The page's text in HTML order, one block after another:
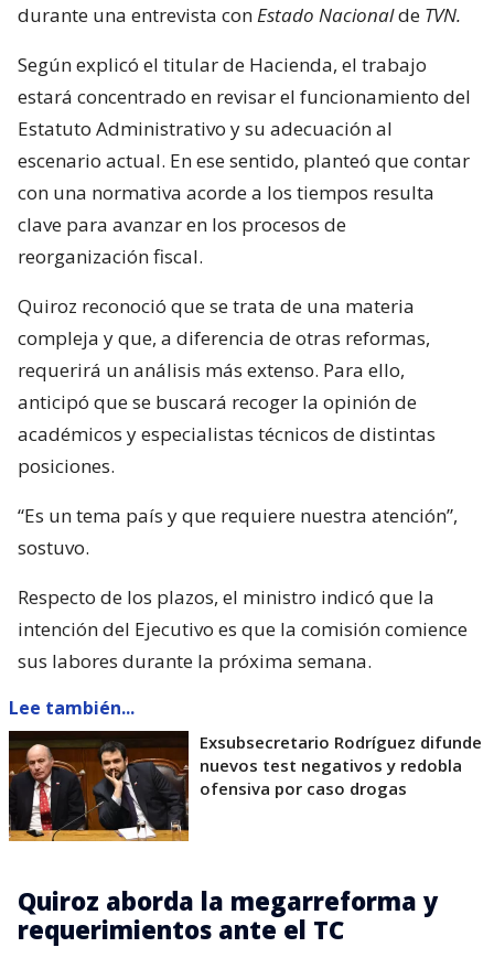
durante una entrevista con Estado Nacionalde TVN.
Según explicó el titular de Hacienda, el trabajo
estará concentrado en revisar el funcionamiento del
Estatuto Administrativo y su adecuación al
escenario actual. En ese sentido, planteó que contar
con una normativa acorde a los tiempos resulta
clave para avanzar en los procesos de
reorganización fiscal.
Quiroz reconoció que se trata de una materia
compleja y que, a diferencia de otras reformas,
requerirá un análisis más extenso. Para ello,
anticipó que se buscará recoger la opinión de
académicos y especialistas técnicos de distintas
posiciones.
“Es un tema país y que requiere nuestra atención”,
sostuvo.
Respecto de los plazos, el ministro indicó que la
intención del Ejecutivo es que la comisión comience
sus labores durante la próxima semana.
Lee también...
Exsubsecretario Rodríguez difunde
nuevos test negativos y redobla
ofensiva por caso drogas
Quiroz aborda la megarreforma y
requerimientos ante el TC